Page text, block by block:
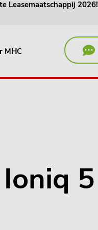
Leasemaatschappij 2026!
MHC
5